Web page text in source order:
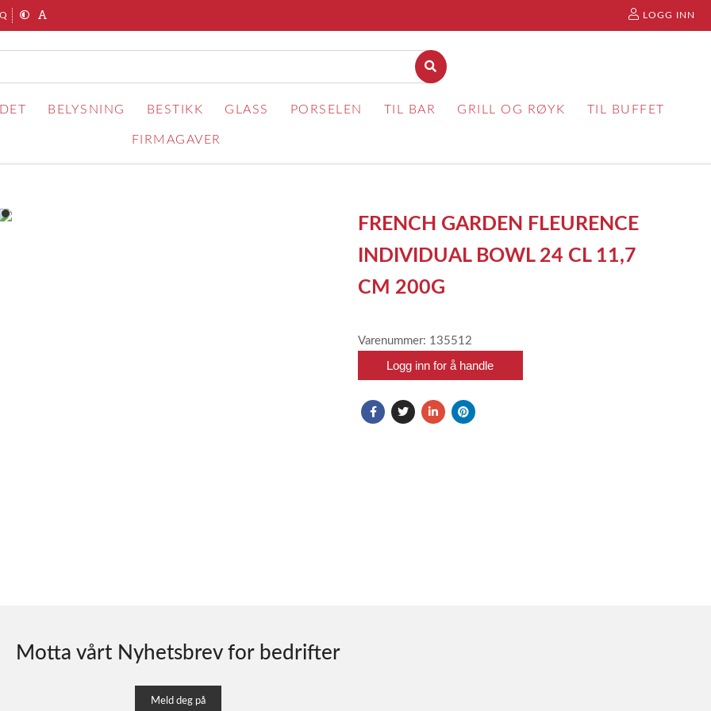
LOGG INN
BELYSNING BESTIKK GLASS PORSELEN TIL BAR GRILL OG RØYK TIL BUFFET
FIRMAGAVER
item
FRENCH GARDEN FLEURENCE
INDIVIDUAL BOWL 24 CL 11,7
CM 200G
Varenummer: 135512
Logg inn for å handle
Motta vårt Nyhetsbrev for bedrifter
Meld deg på